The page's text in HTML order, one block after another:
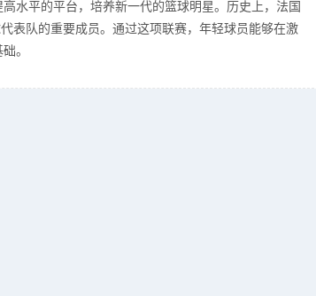
水平的平台，培养新一代的篮球明星。历史上，法国
表队的重要成员。通过这项联赛，年轻球员能够在激
。